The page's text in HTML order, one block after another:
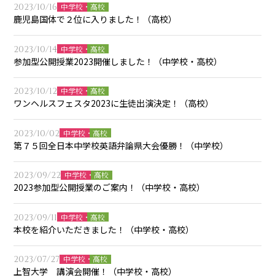
2023/10/16 中学校・高校
鹿児島国体で２位に入りました！（高校）
2023/10/14 中学校・高校
参加型公開授業2023開催しました！（中学校・高校）
2023/10/12 中学校・高校
ワンヘルスフェスタ2023に生徒出演決定！（高校）
2023/10/02 中学校・高校
第７５回全日本中学校英語弁論県大会優勝！（中学校）
2023/09/22 中学校・高校
2023参加型公開授業のご案内！（中学校・高校）
2023/09/11 中学校・高校
本校を紹介いただきました！（中学校・高校）
2023/07/27 中学校・高校
上智大学 講演会開催！（中学校・高校）